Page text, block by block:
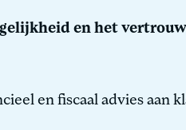
en het
en fiscaal advies aan